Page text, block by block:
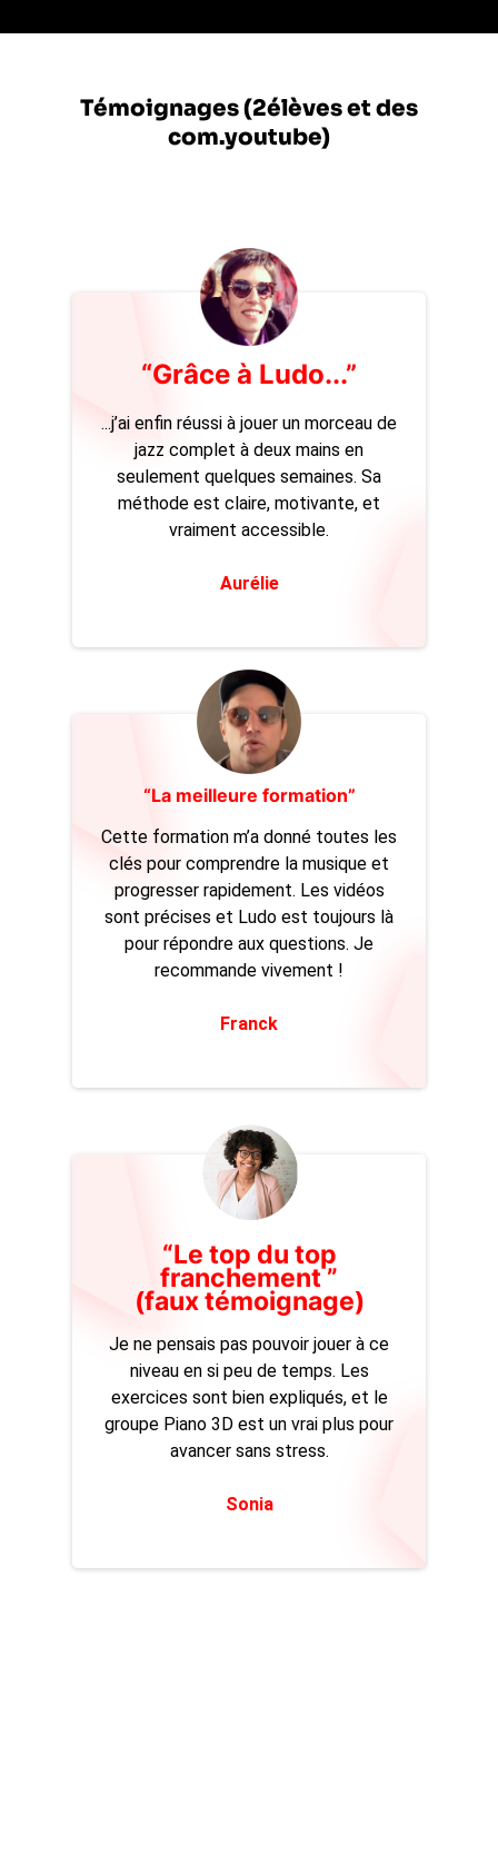
Témoignages (2élèves et des
com.youtube)
“Grâce à Ludo...”
...j’ai enfin réussi à jouer un morceau de
jazz complet à deux mains en
seulement quelques semaines. Sa
méthode est claire, motivante, et
vraiment accessible.
Aurélie
“La meilleure formation”
Cette formation m’a donné toutes les
clés pour comprendre la musique et
progresser rapidement. Les vidéos
sont précises et Ludo est toujours là
pour répondre aux questions. Je
recommande vivement !
Franck
“Le top du top
franchement ”
(faux témoignage)
Je ne pensais pas pouvoir jouer à ce
niveau en si peu de temps. Les
exercices sont bien expliqués, et le
groupe Piano 3D est un vrai plus pour
avancer sans stress.
Sonia